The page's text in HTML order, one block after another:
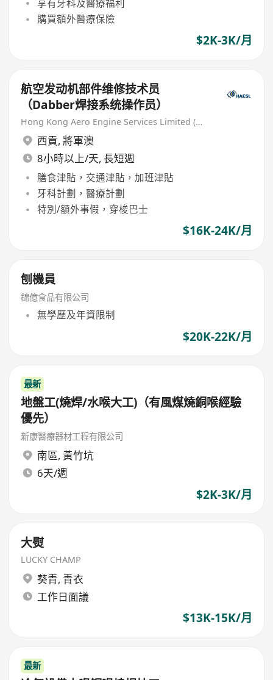
享有牙科及醫療福利
購買額外醫療保險
$2K-3K/月
航空发动机部件维修技术员
（Dabber焊接系统操作员）
Hong Kong Aero Engine Services Limited (HAESL)
西貢, 將軍澳
8小時以上/天, 長短週
膳食津貼，交通津貼，加班津貼
牙科計劃，醫療計劃
特別/額外事假，穿梭巴士
$16K-24K/月
刨機員
錦億食品有限公司
無學歷及年資限制
$20K-22K/月
最新
地盤工(燒焊/水喉大工)（有風煤燒銅喉經驗
優先）
新康醫療器材工程有限公司
南區, 黃竹坑
6天/週
$2K-3K/月
大熨
LUCKY CHAMP
葵青, 青衣
工作日面議
$13K-15K/月
最新